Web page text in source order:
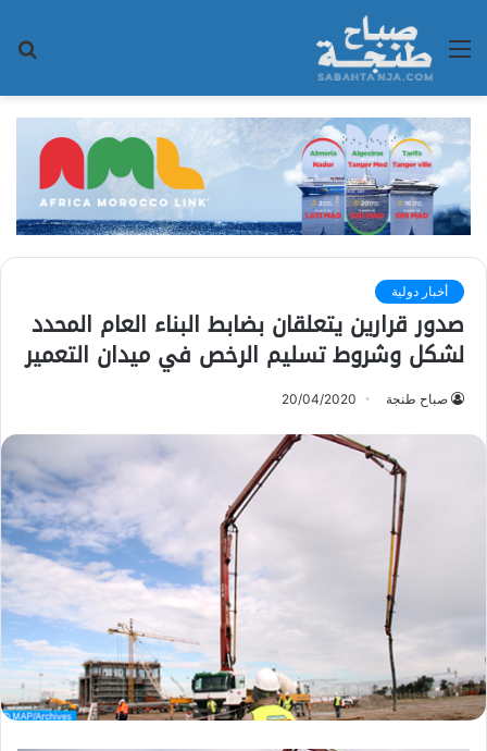
القائمة
أخبار دولية
صدور قرارين يتعلقان بضابط البناء العام المحدد
لشكل وشروط تسليم الرخص في ميدان التعمير
صباح طنجة 20/04/2020